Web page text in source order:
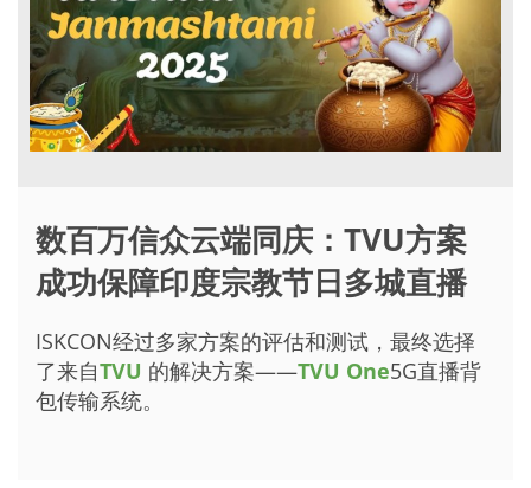
数百万信众云端同庆：TVU方案
成功保障印度宗教节日多城直播
ISKCON经过多家方案的评估和测试，最终选择
了来自TVU 的解决方案——TVU One5G直播背
包传输系统。